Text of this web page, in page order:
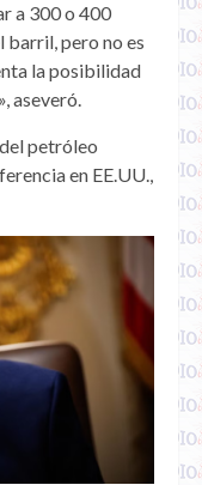
a 300 o 400
barril, pero no es
la posibilidad
aseveró.
petróleo
en EE.UU.,